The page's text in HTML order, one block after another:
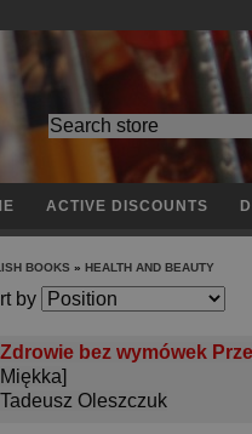
ACTIVE DISCOUNTS
BOOKS » HEALTH AND BEAUTY
by
Zdrowie bez wymówek
Miękka]
Tadeusz Oleszczuk